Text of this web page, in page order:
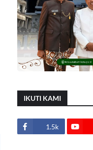
IKUTI KAMI
1.5k